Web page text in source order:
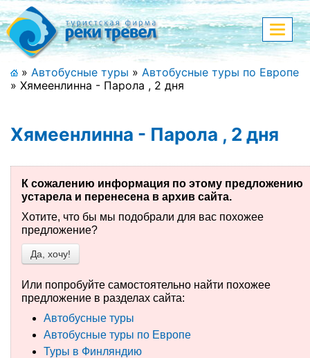
Меню
+7 (911) 182-44-68
Адрес офиса, контакты
Полная версия сайта
Главная
Спецпредложения
Праздничные туры
Страны и направления
Поиск тура
Туры по России
меню
» Автобусные туры » Автобусные туры по Европе
» Хямеенлинна - Парола , 2 дня
Хямеенлинна - Парола , 2 дня
К сожалению информация по этому предложению
устарела и перенесена в архив сайта.
Хотите, что бы мы подобрали для вас похожее
предложение?
Да, хочу!
Или попробуйте самостоятельно найти похожее
предложение в разделах сайта:
Автобусные туры
Автобусные туры по Европе
Туры в Финляндию